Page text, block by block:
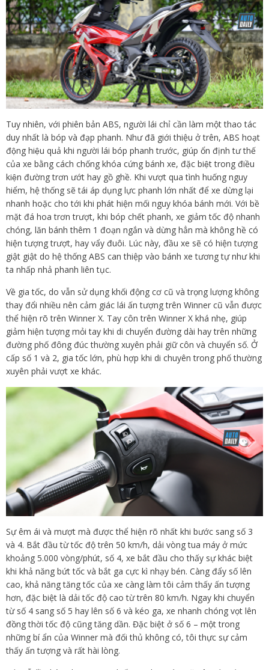
Tuy nhiên, với phiên bản ABS, người lái chỉ cần làm một thao tác
duy nhất là bóp và đạp phanh. Như đã giới thiệu ở trên, ABS hoạt
động hiệu quả khi người lái bóp phanh trước, giúp ổn định tư thế
của xe bằng cách chống khóa cứng bánh xe, đặc biệt trong điều
kiện đường trơn ướt hay gồ ghề. Khi vượt qua tình huống nguy
hiểm, hệ thống sẽ tái áp dụng lực phanh lớn nhất để xe dừng lại
nhanh hoặc cho tới khi phát hiện mối nguy khóa bánh mới. Với bề
mặt đá hoa trơn trượt, khi bóp chết phanh, xe giảm tốc độ nhanh
chóng, lăn bánh thêm 1 đoạn ngắn và dừng hẳn mà không hề có
hiện tượng trượt, hay vẩy đuôi. Lúc này, đầu xe sẽ có hiện tượng
giật giật do hệ thống ABS can thiệp vào bánh xe tương tự như khi
ta nhấp nhả phanh liên tục.
Về gia tốc, do vẫn sử dụng khối động cơ cũ và trọng lượng không
thay đổi nhiều nên cảm giác lái ấn tượng trên Winner cũ vẫn được
thể hiện rõ trên Winner X. Tay côn trên Winner X khá nhẹ, giúp
giảm hiện tượng mỏi tay khi di chuyển đường dài hay trên những
đường phố đông đúc thường xuyên phải giữ côn và chuyển số. Ở
cấp số 1 và 2, gia tốc lớn, phù hợp khi di chuyên trong phố thường
xuyên phải vượt xe khác.
Sự êm ái và mượt mà được thể hiện rõ nhất khi bước sang số 3
và 4. Bắt đầu từ tốc độ trên 50 km/h, dải vòng tua máy ở mức
khoảng 5.000 vòng/phút, số 4, xe bắt đầu cho thấy sự khác biệt
khi khả năng bứt tốc và bắt ga cực kì nhạy bén. Càng đẩy số lên
cao, khả năng tăng tốc của xe càng làm tôi cảm thấy ấn tượng
hơn, đặc biệt là dải tốc độ cao từ trên 80 km/h. Ngay khi chuyển
từ số 4 sang số 5 hay lên số 6 và kéo ga, xe nhanh chóng vọt lên
đồng thời tốc độ cũng tăng dần. Đặc biệt ở số 6 – một trong
những bí ẩn của Winner mà đối thủ không có, tôi thực sự cảm
thấy ấn tượng và rất hài lòng.